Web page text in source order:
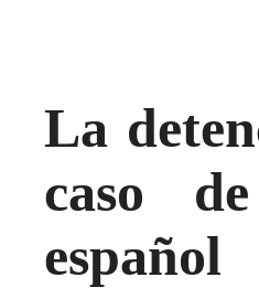
La
caso
español